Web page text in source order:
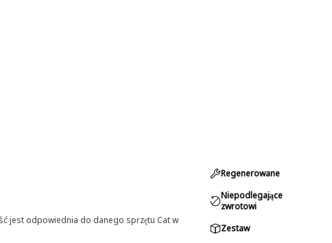
jest odpowiednia do danego sprzętu Cat w
Regenerowane
Niepodlegające
zwrotowi
Zestaw